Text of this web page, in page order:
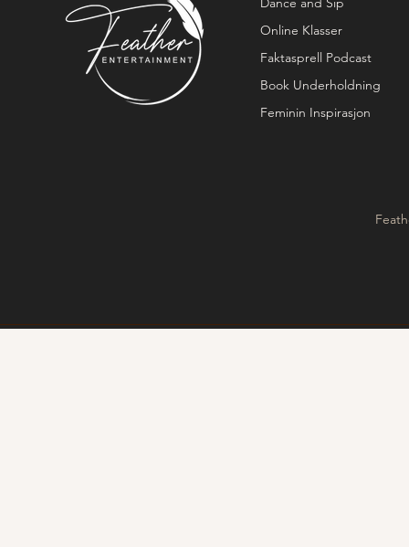
Online Klasser
Faktasprell Podcast
Book Underholdning
Feminin Inspirasjon